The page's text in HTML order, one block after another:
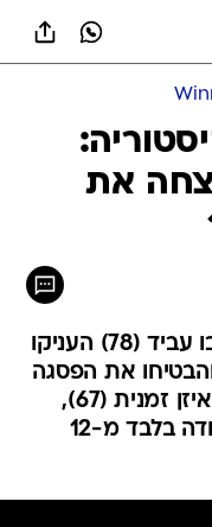
את
פנדלים של רוקאביציה (52) ואבו עביד (78) העניקו
את הפסגה
גם בתום המחזור ה-11. אליאס איזן זמנית (67),
אבל החבורה של קלינגר עם נקודה בלבד מ-12